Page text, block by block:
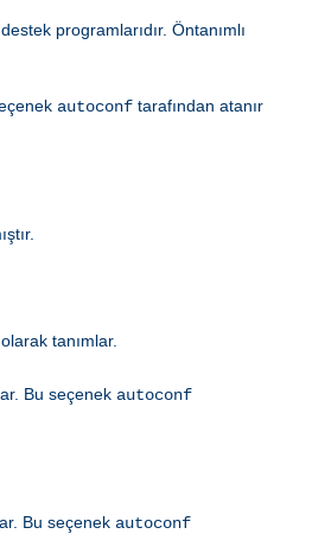
programlarıdır. Öntanımlı
autoconf tarafından atanır
olarak tanımlar.
Bu seçenek autoconf
Bu seçenek autoconf